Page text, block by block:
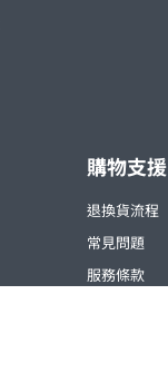
購物支援
退換貨流程
常見問題
服務條款